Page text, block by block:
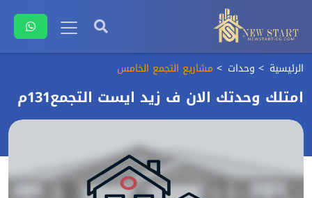
الرئيسية وحدات مشاريع التجمع الخامس
امتلك وحدتك الان ف زيد ايست التجمع131م